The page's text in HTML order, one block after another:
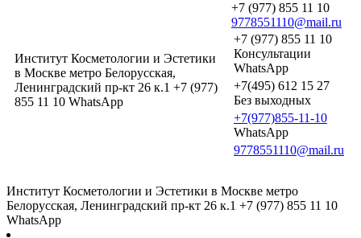
Институт Косметологии и Эстетики
в Москве метро Белорусская,
Ленинградский пр-кт 26 к.1 +7 (977)
855 11 10 WhatsApp
+7 (977) 855 11 10
9778551110@mail.ru
+7 (977) 855 11 10
Консультации
WhatsApp
+7(495) 612 15 27
Без выходных
+7(977)855-11-10
WhatsApp
9778551110@mail.ru
Институт Косметологии и Эстетики в Москве метро
Белорусская, Ленинградский пр-кт 26 к.1 +7 (977) 855 11 10
WhatsApp